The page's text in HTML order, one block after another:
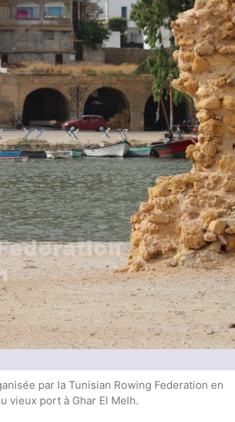
par la Tunisian Rowing Federation en
vieux port à Ghar El Melh.